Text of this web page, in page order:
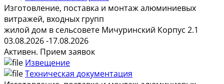
Изготовление, поставка и монтаж алюминиевых
витражей, входных групп
жилой дом в сельсовете Мичуринский Корпус 2.1
03.08.2026 -17.08.2026
Активен. Прием заявок
Извещение
Техническая документация